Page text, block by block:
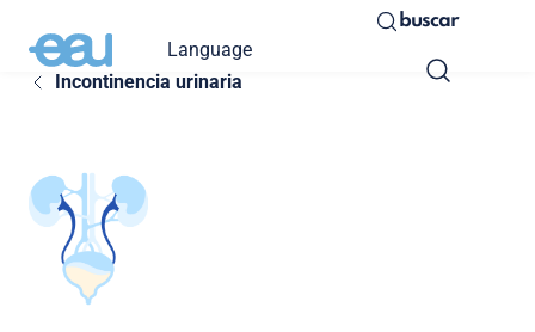
Language
buscar
Incontinencia urinaria